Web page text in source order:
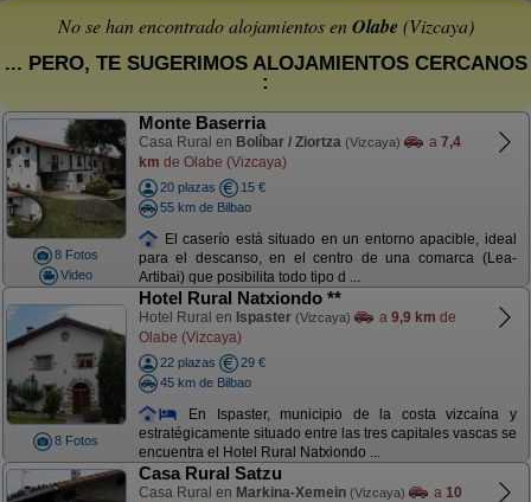
No se han encontrado alojamientos enOlabe(Vizcaya)
... PERO, TE SUGERIMOS ALOJAMIENTOS CERCANOS
:
8 Fotos
Video
Monte Baserria
Casa Rural en Bolíbar / Ziortza (Vizcaya) a 7,4
km de Olabe (Vizcaya)
20 plazas
15 €
55 km de Bilbao
El caserío está situado en un entorno apacible, ideal
para el descanso, en el centro de una comarca (Lea-
Artibai) que posibilita todo tipo d ...
8 Fotos
Hotel Rural Natxiondo **
Hotel Rural en Ispaster (Vizcaya) a 9,9 km de
Olabe (Vizcaya)
22 plazas
29 €
45 km de Bilbao
En Ispaster, municipio de la costa vizcaína y
estratégicamente situado entre las tres capitales vascas se
encuentra el Hotel Rural Natxiondo ...
Casa Rural Satzu
Casa Rural en Markina-Xemein (Vizcaya) a 10